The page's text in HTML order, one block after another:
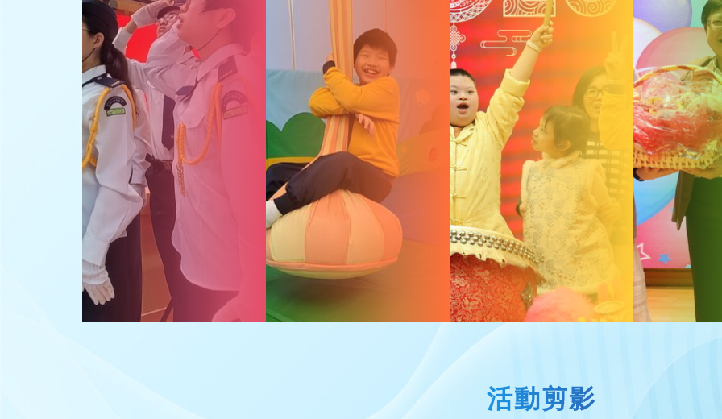
主體課程
輔助課程
高中課程
家課政策
功能性核心學習
改善非華語學生的中文學與教
(Enhanced Chinese
Learning and Teaching for
Non-Chinese Speaking
Students)
護理組 自我挑戰
關愛行動
個人成長
啟發潛能
家長學堂
家校通訊
家教會快訊
家長資源中心
家長校董選舉
活動剪影